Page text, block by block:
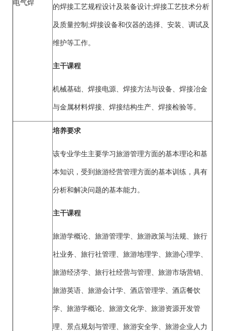
电气焊 的焊接工艺规程设计及装备设计;焊接工艺技术分析
及质量控制;焊接设备和仪器的选择、安装、调试及
维护等工作。
主干课程
机械基础、焊接电源、焊接方法与设备、焊接冶金
与金属材料焊接、焊接结构生产、焊接检验等。
培养要求
该专业学生主要学习旅游管理方面的基本理论和基
本知识，受到旅游经营管理方面的基本训练，具有
分析和解决问题的基本能力。
主干课程
旅游学概论、旅游管理学、旅游政策与法规、旅行
社业务、旅行社管理、旅游地理学、旅游心理学、
旅游经济学、旅行社经营与管理、旅游市场营销、
旅游英语、旅游会计学、酒店管理学、酒店餐饮
学、旅游学概论、旅游文化学、旅游资源开发管
理、景点规划与管理、旅游安全学、旅游企业人力